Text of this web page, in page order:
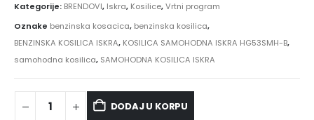
Kategorije: BRENDOVI, Iskra, Kosilice,Vrtni program
Oznake benzinska kosacica, benzinska kosilica,
BENZINSKA KOSILICA ISKRA, KOSILICA SAMOHODNA ISKRA HG53SMH-B,
samohodna kosilica, SAMOHODNA KOSILICA ISKRA
DODAJ U KORPU